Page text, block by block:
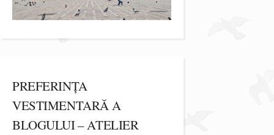
PREFERINȚA
VESTIMENTARĂ A
BLOGULUI – ATELIER